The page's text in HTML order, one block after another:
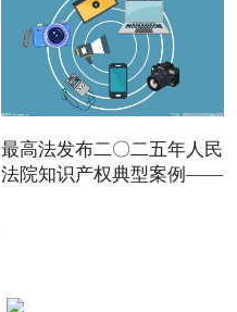
最高法发布二〇二五年人民
法院知识产权典型案例——